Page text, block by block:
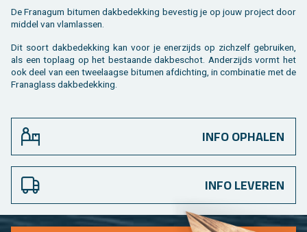
De Fra­na­gum bi­tu­men dak­be­dek­king be­ves­tig je op jouw pro­ject door
mid­del van vlam­las­sen.
Dit soort dak­be­dek­king kan voor je ener­zijds op zich­zelf ge­brui­ken,
als een top­laag op het be­staan­de dak­be­schot. An­der­zijds vormt het
ook deel van een tweelaag­se bi­tu­men af­dich­ting, in com­bi­na­tie met de
Fra­na­glass dak­be­dek­king.
INFO OPHALEN
INFO LEVEREN